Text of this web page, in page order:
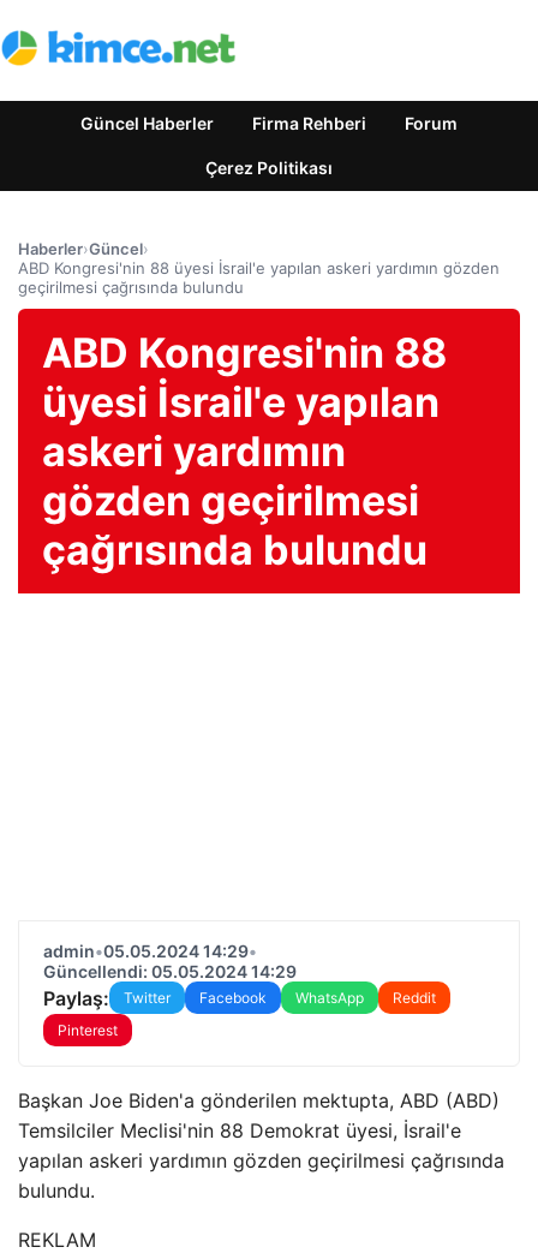
Güncel Haberler Firma Rehberi Forum
Çerez Politikası
Haberler›Güncel›
ABD Kongresi'nin 88 üyesi İsrail'e yapılan askeri yardımın gözden
geçirilmesi çağrısında bulundu
ABD Kongresi'nin 88
üyesi İsrail'e yapılan
askeri yardımın
gözden geçirilmesi
çağrısında bulundu
admin•05.05.2024 14:29•
Güncellendi: 05.05.2024 14:29
Paylaş: Twitter Facebook WhatsApp
Reddit
Pinterest
Başkan Joe Biden'a gönderilen mektupta, ABD (ABD)
Temsilciler Meclisi'nin 88 Demokrat üyesi, İsrail'e
yapılan askeri yardımın gözden geçirilmesi çağrısında
bulundu.
REKLAM